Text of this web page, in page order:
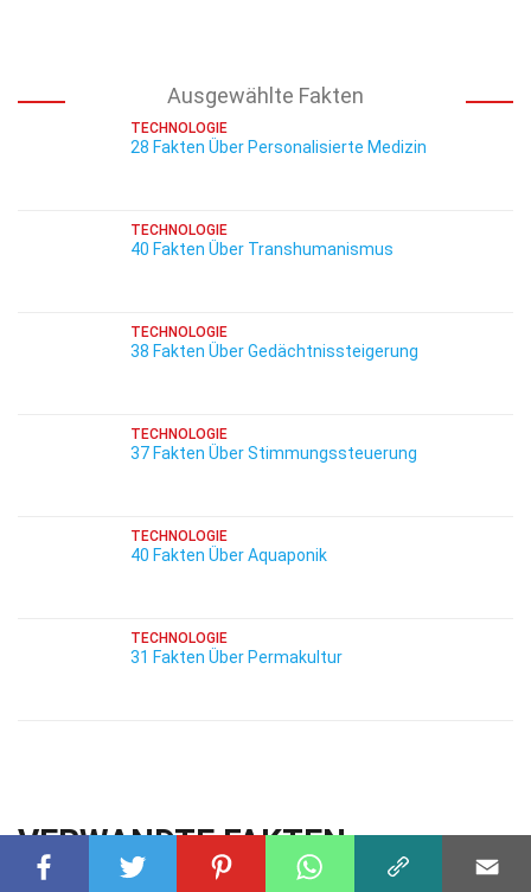
Ausgewählte Fakten
TECHNOLOGIE
28 Fakten Über Personalisierte Medizin
TECHNOLOGIE
40 Fakten Über Transhumanismus
TECHNOLOGIE
38 Fakten Über Gedächtnissteigerung
TECHNOLOGIE
37 Fakten Über Stimmungssteuerung
TECHNOLOGIE
40 Fakten Über Aquaponik
TECHNOLOGIE
31 Fakten Über Permakultur
VERWANDTE FAKTEN